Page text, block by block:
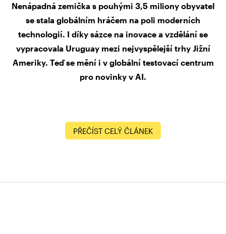
Nenápadná zemička s pouhými 3,5 miliony obyvatel
se stala globálním hráčem na poli moderních
technologií. I díky sázce na inovace a vzdělání se
vypracovala Uruguay mezi nejvyspělejší trhy Jižní
Ameriky. Teď se mění i v globální testovací centrum
pro novinky v AI.
PŘEČÍST CELÝ ČLÁNEK